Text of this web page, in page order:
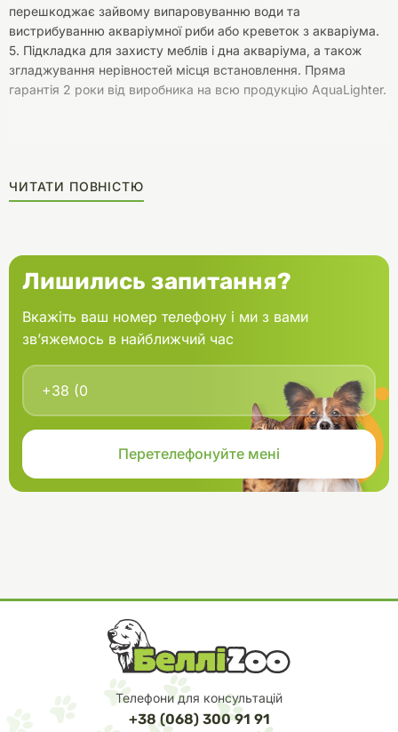
перешкоджає зайвому випаровуванню води та
вистрибуванню акваріумної риби або креветок з акваріума.
5. Підкладка для захисту меблів і дна акваріума, а також
згладжування нерівностей місця встановлення. Пряма
гарантія 2 роки від виробника на всю продукцію AquaLighter.
ЧИТАТИ ПОВНІСТЮ
Лишились запитання?
Вкажіть ваш номер телефону і ми з вами
зв’яжемось в найближчий час
Телефони для консультацій
+38 (068) 300 91 91